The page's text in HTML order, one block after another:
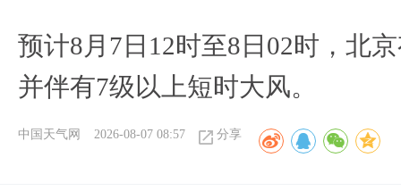
预计8月7日12时至8日02时，北
并伴有7级以上短时大风。
中国天气网 2026-08-07 08:57 分享